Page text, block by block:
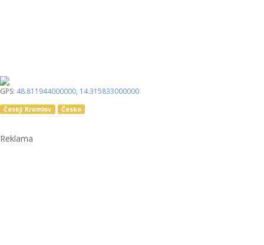
GPS: 48.811944000000, 14.315833000000
Český Krumlov Česko
Reklama